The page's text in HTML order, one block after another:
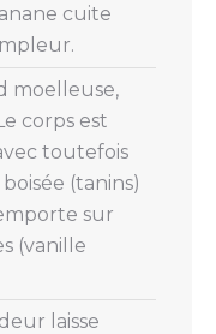
cuite
moelleuse,
corps est
toutefois
(tanins)
sur
(vanille
laisse